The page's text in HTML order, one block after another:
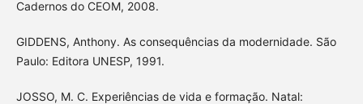
Cadernos do CEOM, 2008.
GIDDENS, Anthony. As consequências da modernidade. São
Paulo: Editora UNESP, 1991.
JOSSO, M. C. Experiências de vida e formação. Natal: